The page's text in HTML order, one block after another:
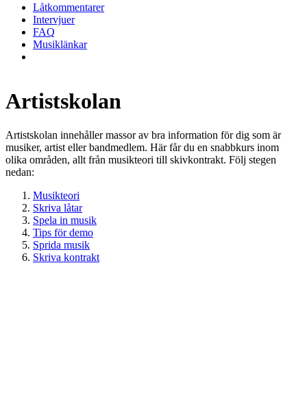
Låtkommentarer
Intervjuer
FAQ
Musiklänkar
Artistskolan
Artistskolan innehåller massor av bra information för dig som är
musiker, artist eller bandmedlem. Här får du en snabbkurs inom
olika områden, allt från musikteori till skivkontrakt. Följ stegen
nedan:
Musikteori
Skriva låtar
Spela in musik
Tips för demo
Sprida musik
Skriva kontrakt